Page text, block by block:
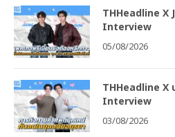
THHeadline X
Interview
05/08/2026
THHeadline X
Interview
03/08/2026